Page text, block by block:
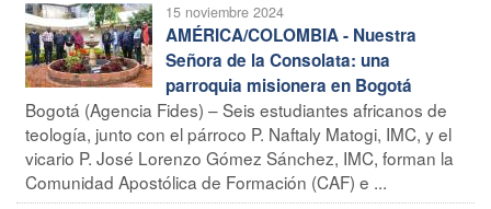
15 noviembre 2024
AMÉRICA/COLOMBIA - Nuestra
Señora de la Consolata: una
parroquia misionera en Bogotá
Bogotá (Agencia Fides) – Seis estudiantes africanos de
teología, junto con el párroco P. Naftaly Matogi, IMC, y el
vicario P. José Lorenzo Gómez Sánchez, IMC, forman la
Comunidad Apostólica de Formación (CAF) e ...